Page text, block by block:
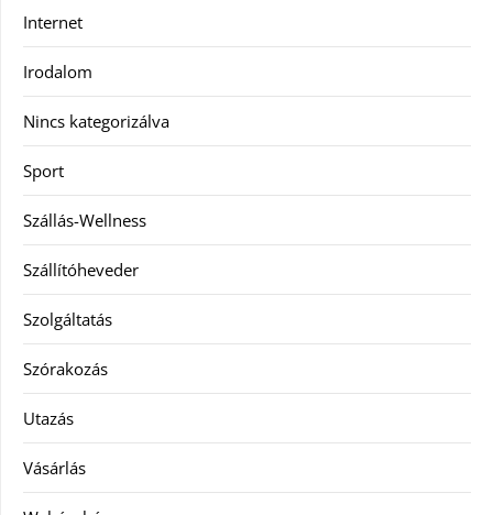
Internet
Irodalom
Nincs kategorizálva
Sport
Szállás-Wellness
Szállítóheveder
Szolgáltatás
Szórakozás
Utazás
Vásárlás